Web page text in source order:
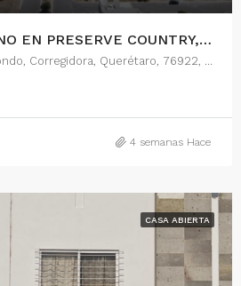
VENTA DE TERRENO EN PRESERVE COUNTRY, QUERETARO
Preserve Sur, Arroyo Hondo, Corregidora, Querétaro, 76922, México
4 semanas Hace
CASA ABIERTA